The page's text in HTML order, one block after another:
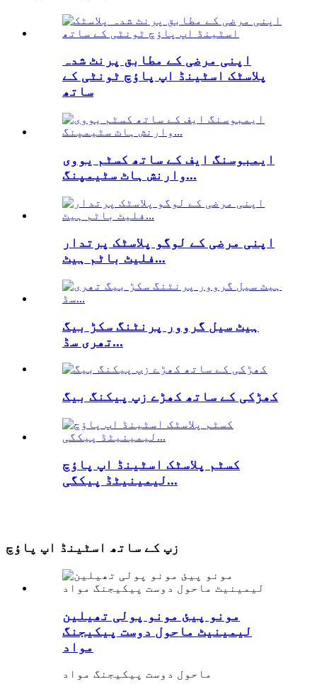
اپنی مرضی کے مطابق پرنٹ شدہ
پلاسٹک اسٹینڈ اپ پاؤچ ٹونٹی کے
ساتھ
ایمبوسنگ ایف کے ساتھ کسٹم یووی
وارنش ہاٹ سٹیمپنگ...
اپنی مرضی کے لوگو پلاسٹک پرتدار
فلیٹ باٹم ہیٹ...
ہیٹ سیل گروور پرنٹنگ سکڑ بیگ
تھری سڈ...
کھڑکی کے ساتھ کھڑے زپ پیکنگ بیگ
کسٹم پلاسٹک اسٹینڈ اپ پاؤچ
لیمینیٹڈ پیکگی...
زپ کے ساتھ اسٹینڈ اپ پاؤچ
مونو پیئ مونو پولی تھیلین
لیمینیٹ ماحول دوست پیکیجنگ
مواد
ماحول دوست پیکیجنگ مواد